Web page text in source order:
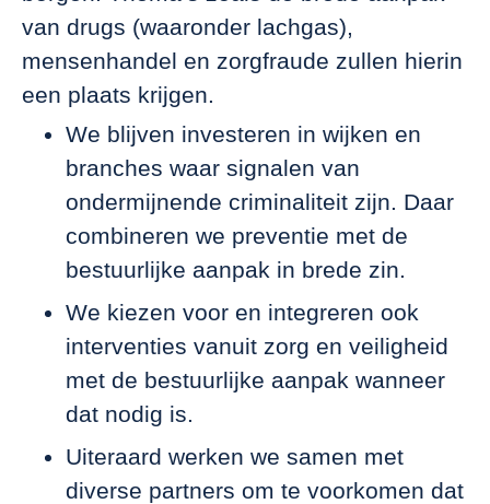
van drugs (waaronder lachgas),
mensenhandel en zorgfraude zullen hierin
een plaats krijgen.
We blijven investeren in wijken en
branches waar signalen van
ondermijnende criminaliteit zijn. Daar
combineren we preventie met de
bestuurlijke aanpak in brede zin.
We kiezen voor en integreren ook
interventies vanuit zorg en veiligheid
met de bestuurlijke aanpak wanneer
dat nodig is.
Uiteraard werken we samen met
diverse partners om te voorkomen dat